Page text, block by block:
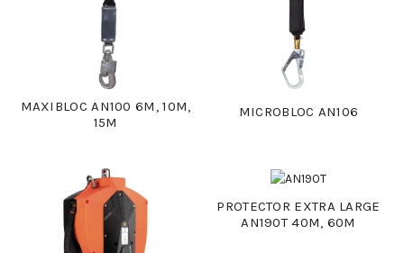
MAXIBLOC AN100 6M, 10M,
15M
MICROBLOC AN106
PROTECTOR EXTRA LARGE
AN190T 40M, 60M